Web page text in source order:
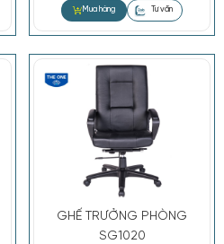
GHẾ TRƯỞNG PHÒNG
SG1020